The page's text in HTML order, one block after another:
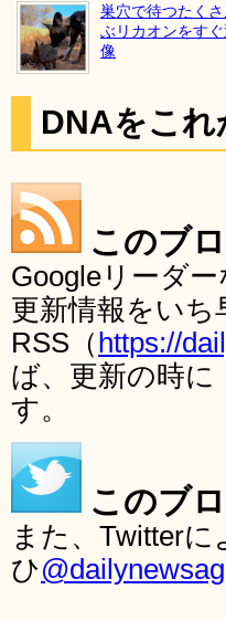
巣穴で待つたく
ぶリカオンをす
像
DNAをこ
このブ
Googleリーダ
更新情報をい
RSS（ https://
ば、更新の時
す。
このブ
また、Twitter
ひ